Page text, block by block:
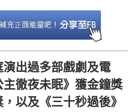
出過多部戲劇及電
徹夜未眠》獲金鐘獎
以及《三十秒過後》